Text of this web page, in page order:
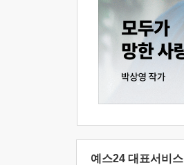
예스24 대표서비스